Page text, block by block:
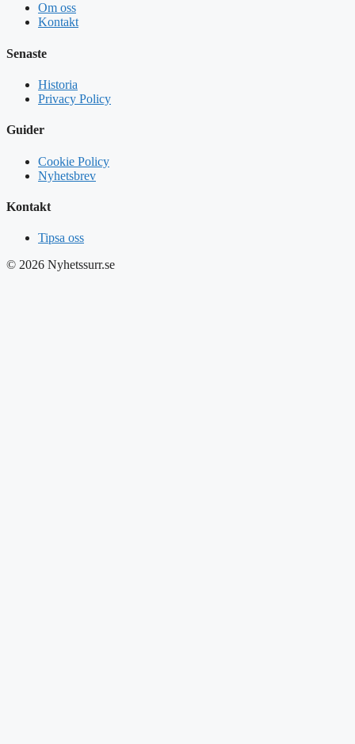
Om oss
Kontakt
Senaste
Historia
Privacy Policy
Guider
Cookie Policy
Nyhetsbrev
Kontakt
Tipsa oss
© 2026 Nyhetssurr.se